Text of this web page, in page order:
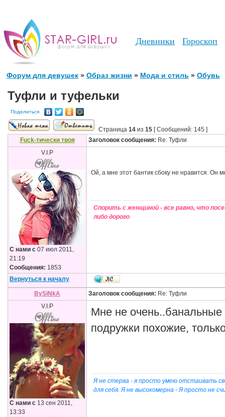
Дневники Гороскоп
Форум для девушек » Образ жизни » Мода и стиль » Обувь
Туфли и туфельки
Поделиться
Страница 14 из 15 [ Сообщений: 145 ]
Fuck-тически твоя
Заголовок сообщения: Re: Туфли
V.I.P
С нами с 07 июл 2011,
21:19
Сообщения: 1853
Ой, а мне этот бантик сбоку не нравится. Он
Спорить с женщиной - все равно, что
либо дорого
Вернуться к началу
BySiNkA Заголовок сообщения: Re: Туфли
V.I.P
С нами с 13 сен 2011,
13:33
Мне не очень..банальные
подружки похожие,
Я не стерва - я просто умею отстаивать
для себя. Я не высокомерна - Я просто не